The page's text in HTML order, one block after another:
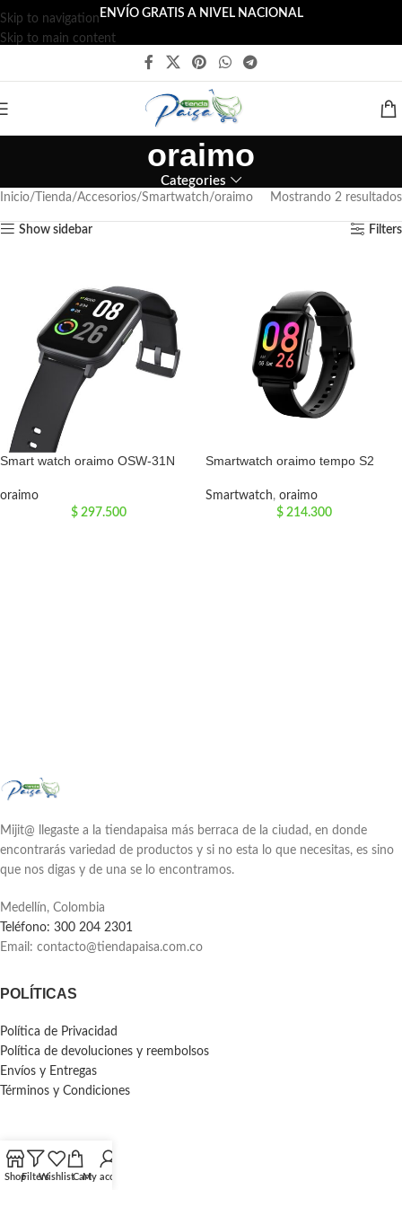
Skip to navigation
Skip to main content
ENVÍO GRATIS A NIVEL NACIONAL
oraimo
Categories
Inicio Tienda Accesorios Smartwatch oraimo Mostrando 2 resultados
Show sidebar Filters
Smart watch oraimo OSW-31N
oraimo
$297.500
Smartwatch oraimo tempo S2
Smartwatch, oraimo
$214.300
Mijit@ llegaste a la tiendapaisa más berraca de la ciudad, en donde
encontrarás variedad de productos y si no esta lo que necesitas, es sino
que nos digas y de una se lo encontramos.
Medellín, Colombia
Teléfono: 300 204 2301
Email: contacto@tiendapaisa.com.co
POLÍTICAS
Política de Privacidad
Política de devoluciones y reembolsos
Envíos y Entregas
Términos y Condiciones
ShopFiltersWishlistCartMy account